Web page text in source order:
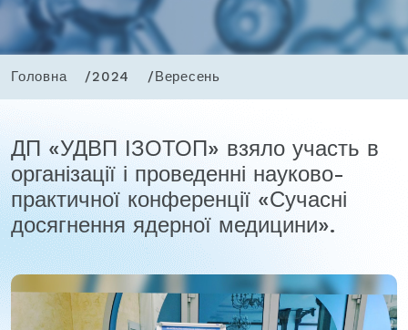
Головна 2024 Вересень
ДП «УДВП ІЗОТОП» взяло участь в
організації і проведенні науково-
практичної конференції «Сучасні
досягнення ядерної медицини».